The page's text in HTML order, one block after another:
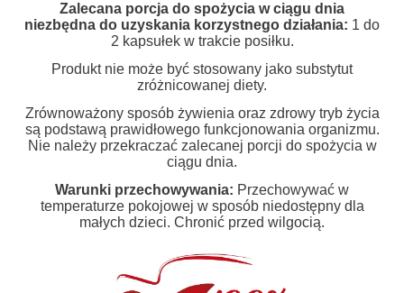
Zalecana porcja do spożycia w ciągu dnia
niezbędna do uzyskania korzystnego działania: 1 do
2 kapsułek w trakcie posiłku.
Produkt nie może być stosowany jako substytut
zróżnicowanej diety.
Zrównoważony sposób żywienia oraz zdrowy tryb życia
są podstawą prawidłowego funkcjonowania organizmu.
Nie należy przekraczać zalecanej porcji do spożycia w
ciągu dnia.
Warunki przechowywania: Przechowywać w
temperaturze pokojowej w sposób niedostępny dla
małych dzieci. Chronić przed wilgocią.